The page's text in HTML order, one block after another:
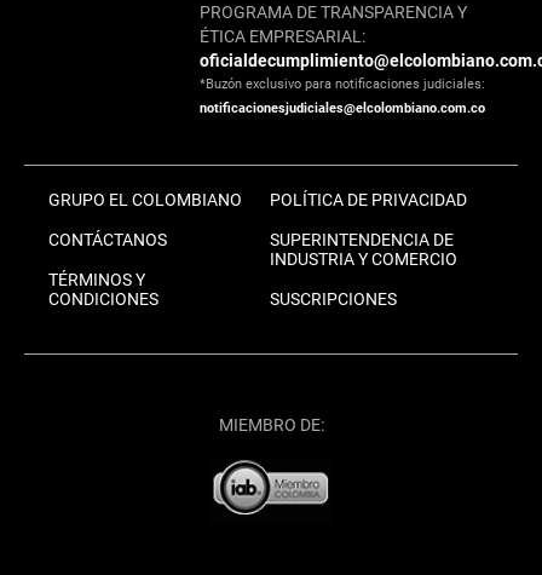
PROGRAMA DE TRANSPARENCIA Y
ÉTICA EMPRESARIAL:
*Buzón exclusivo para notificaciones judiciales:
notificacionesjudiciales@elcolombiano.com.co
GRUPO EL COLOMBIANO
CONTÁCTANOS
TÉRMINOS Y
CONDICIONES
POLÍTICA DE PRIVACIDAD
SUPERINTENDENCIA DE
INDUSTRIA Y COMERCIO
SUSCRIPCIONES
MIEMBRO DE: